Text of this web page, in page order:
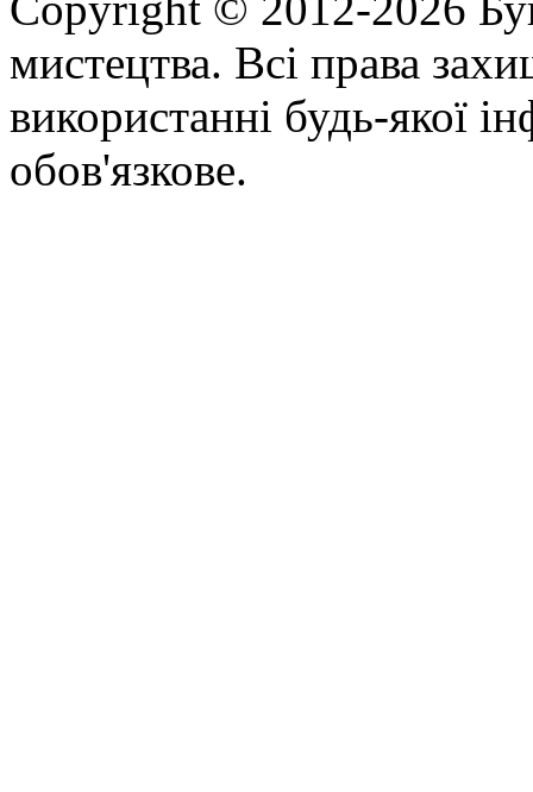
мистецтва. Всі права
використанні будь-якої
обов'язкове.